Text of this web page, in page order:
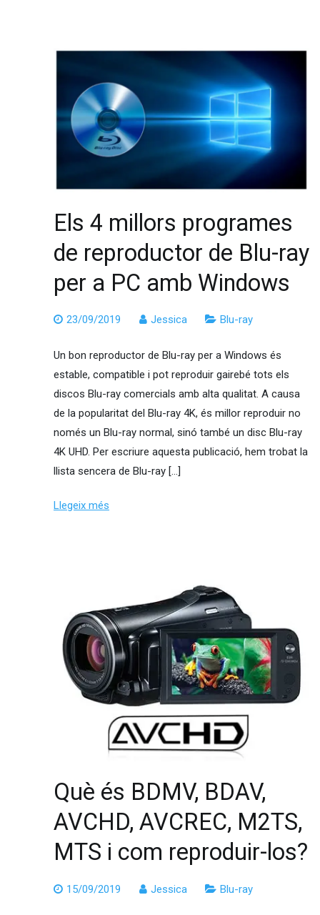
Els 4 millors programes
de reproductor de Blu-ray
per a PC amb Windows
23/09/2019 Jessica Blu-ray
Un bon reproductor de Blu-ray per a Windows és
estable, compatible i pot reproduir gairebé tots els
discos Blu-ray comercials amb alta qualitat. A causa
de la popularitat del Blu-ray 4K, és millor reproduir no
només un Blu-ray normal, sinó també un disc Blu-ray
4K UHD. Per escriure aquesta publicació, hem trobat la
llista sencera de Blu-ray […]
Llegeix més
Què és BDMV, BDAV,
AVCHD, AVCREC, M2TS,
MTS i com reproduir-los?
15/09/2019 Jessica Blu-ray